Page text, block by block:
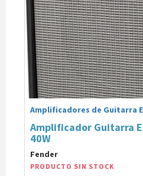
Amplificadores de Guitarra
Amplificador Guitarra
40W
Fender
PRODUCTO SIN STOCK